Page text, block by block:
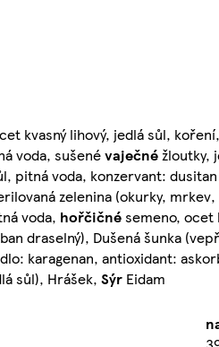
kvasný lihový, jedlá sůl,
voda, sušenévaječnéžloutky,
pitná voda, konzervant:
zelenina (okurky, mrkev,
voda, hořčičnésemeno, ocet
draselný), Dušená šunka
karagenan, antioxidant:
sůl), Hrášek, Sýr Eidam